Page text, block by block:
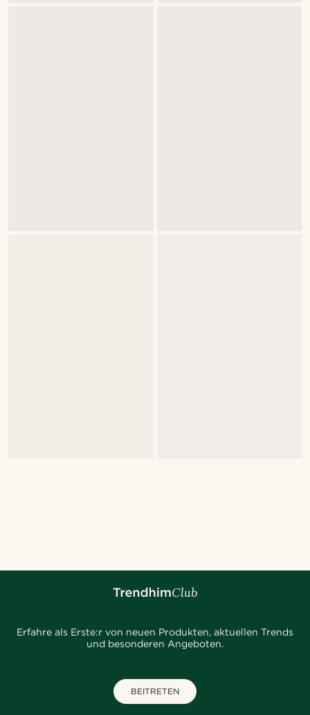
Erfahre als Erste:r von neuen Produkten, aktuellen Trends
und besonderen Angeboten.
BEITRETEN